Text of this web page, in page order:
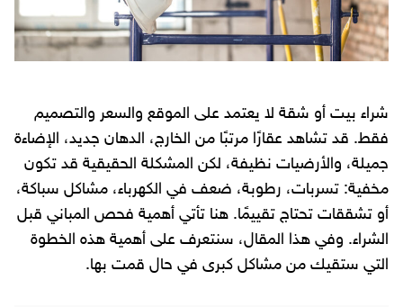
شراء بيت أو شقة لا يعتمد على الموقع والسعر والتصميم
فقط. قد تشاهد عقارًا مرتبًا من الخارج، الدهان جديد، الإضاءة
جميلة، والأرضيات نظيفة، لكن المشكلة الحقيقية قد تكون
مخفية: تسربات، رطوبة، ضعف في الكهرباء، مشاكل سباكة،
أو تشققات تحتاج تقييمًا. هنا تأتي أهمية فحص المباني قبل
الشراء. وفي هذا المقال، سنتعرف على أهمية هذه الخطوة
التي ستقيك من مشاكل كبرى في حال قمت بها.